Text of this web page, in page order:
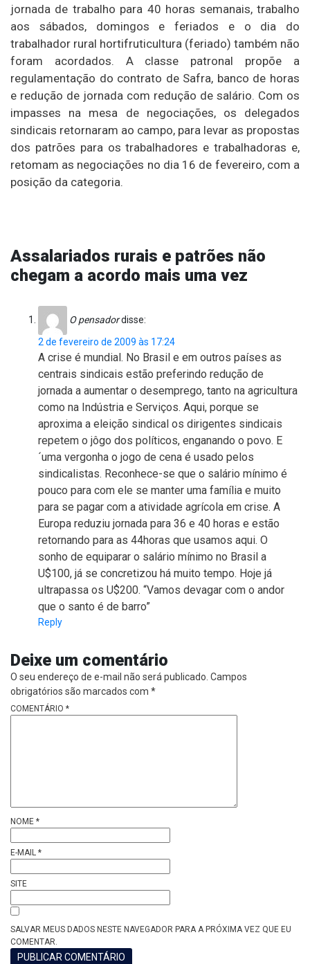
jornada de trabalho para 40 horas semanais, trabalho
aos sábados, domingos e feriados e o dia do
trabalhador rural hortifruticultura (feriado) também não
foram acordados. A classe patronal propõe a
regulamentação do contrato de Safra, banco de horas
e redução de jornada com redução de salário. Com os
impasses na mesa de negociações, os delegados
sindicais retornaram ao campo, para levar as propostas
dos patrões para os trabalhadores e trabalhadoras e,
retomam as negociações no dia 16 de fevereiro, com a
posição da categoria.
Assalariados rurais e patrões não
chegam a acordo mais uma vez
O pensadordisse:
2 de fevereiro de 2009 às 17:24
A crise é mundial. No Brasil e em outros países as
centrais sindicais estão preferindo redução de
jornada a aumentar o desemprego, tanto na agricultura
como na Indústria e Serviços. Aqui, porque se
aproxima a eleição sindical os dirigentes sindicais
repetem o jôgo dos políticos, enganando o povo. E
´uma vergonha o jogo de cena é usado pelos
sindicalistas. Reconhece-se que o salário mínimo é
pouco para com ele se manter uma família e muito
para se pagar com a atividade agrícola em crise. A
Europa reduziu jornada para 36 e 40 horas e estão
retornando para as 44horas que usamos aqui. O
sonho de equiparar o salário mínimo no Brasil a
U$100, já se concretizou há muito tempo. Hoje já
ultrapassa os U$200. “Vamos devagar com o andor
que o santo é de barro”
Reply
Deixe um comentário
O seu endereço de e-mail não será publicado. Campos
obrigatórios são marcados com *
COMENTÁRIO *
NOME *
E-MAIL *
SITE
SALVAR MEUS DADOS NESTE NAVEGADOR PARA A PRÓXIMA VEZ QUE EU
COMENTAR.